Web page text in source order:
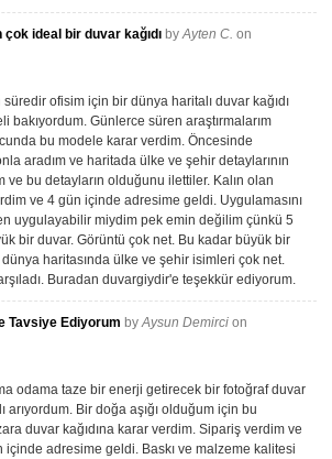
çok ideal bir duvar kağıdı byAyten C. on
süredir ofisim için bir dünya haritalı duvar kağıdı
bakıyordum. Günlerce süren araştırmalarım
bu modele karar verdim. Öncesinde
aradım ve haritada ülke ve şehir detaylarının
ve bu detayların olduğunu ilettiler. Kalın olan
ve 4 gün içinde adresime geldi. Uygulamasını
uygulayabilir miydim pek emin değilim çünkü 5
bir duvar. Görüntü çok net. Bu kadar büyük bir
haritasında ülke ve şehir isimleri çok net.
Buradan duvargiydir'e teşekkür ediyorum.
Tavsiye Ediyorum byAysun Demirci on
odama taze bir enerji getirecek bir fotoğraf duvar
arıyordum. Bir doğa aşığı olduğum için bu
duvar kağıdına karar verdim. Sipariş verdim ve
içinde adresime geldi. Baskı ve malzeme kalitesi